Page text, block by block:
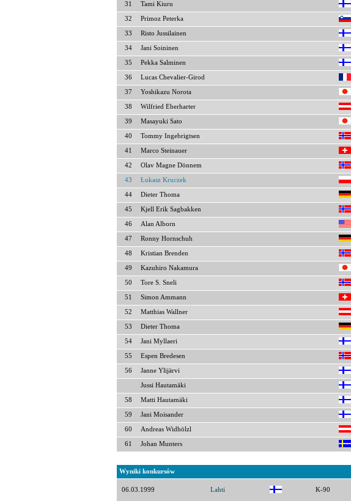
31 Tami Kiuru
32 Primoz Peterka
33 Risto Jussilainen
34 Jani Soininen
35 Pekka Salminen
36 Lucas Chevalier-Girod
37 Yoshikazu Norota
38 Wilfried Eberharter
39 Masayuki Sato
40 Tommy Ingebrigtsen
41 Marco Steinauer
42 Olav Magne Dönnem
43 Łukasz Kruczek
44 Dieter Thoma
45 Kjell Erik Sagbakken
46 Alan Alborn
47 Ronny Hornschuh
48 Kristian Brenden
49 Kazuhiro Nakamura
50 Tore S. Sneli
51 Simon Ammann
52 Matthias Wallner
53 Dieter Thoma
54 Jani Myllaeri
55 Espen Bredesen
56 Janne Ylijärvi
Jussi Hautamäki
58 Matti Hautamäki
59 Jani Moisander
60 Andreas Widhölzl
61 Johan Munters
Wyniki konkursów
06.03.1999 Lahti K-90